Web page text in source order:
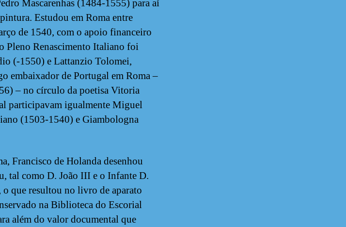
Mascarenhas (1484-1555) para aí
Estudou em Roma entre
de 1540, com o apoio financeiro
Pleno Renascimento Italiano foi
(-1550) e Lattanzio Tolomei,
embaixador de Portugal em Roma –
– no círculo da poetisa Vitoria
participavam igualmente Miguel
(1503-1540) e Giambologna
Francisco de Holanda desenhou
tal como D. João III e o Infante D.
que resultou no livro de aparato
na Biblioteca do Escorial
além do valor documental que